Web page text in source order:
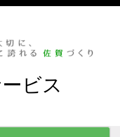
ビス